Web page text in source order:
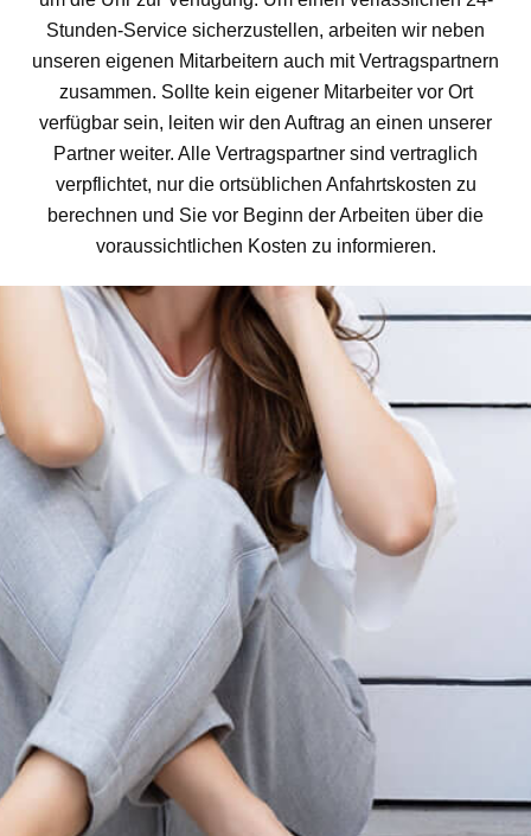
Stunden-Service sicherzustellen, arbeiten wir neben
unseren eigenen Mitarbeitern auch mit Vertragspartnern
zusammen. Sollte kein eigener Mitarbeiter vor Ort
verfügbar sein, leiten wir den Auftrag an einen unserer
Partner weiter. Alle Vertragspartner sind vertraglich
verpflichtet, nur die ortsüblichen Anfahrtskosten zu
berechnen und Sie vor Beginn der Arbeiten über die
voraussichtlichen Kosten zu informieren.